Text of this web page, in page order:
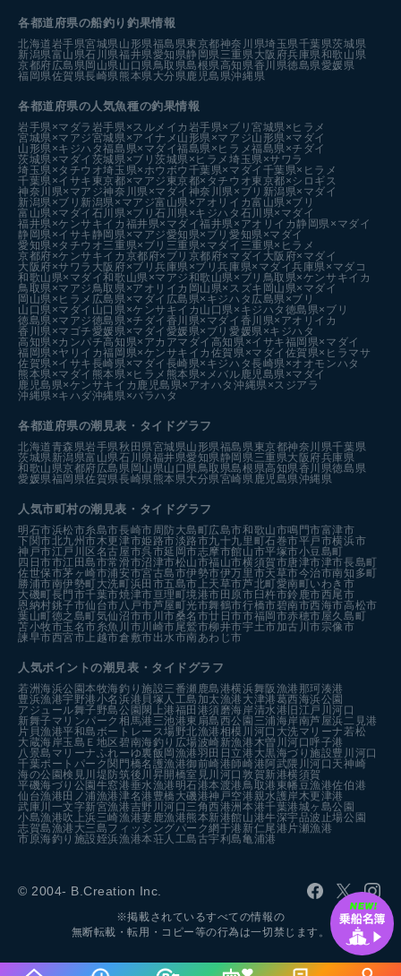
各都道府県の船釣り釣果情報
北海道 岩手県宮城県 山形県福島県東京都神奈川県埼玉県千葉県茨城県
新潟県富山県石川県福井県愛知県静岡県 三重県 大阪府兵庫県和歌山県
京都府広島県岡山県 山口県 鳥取県島根県高知県香川県徳島県愛媛県
福岡県佐賀県長崎県 熊本県 大分県 鹿児島県沖縄県
各都道府県の人気魚種の釣果情報
岩手県×マダラ 岩手県×スルメイカ 岩手県×ブリ宮城県×ヒラメ
宮城県×マアジ宮城県×アイナメ 山形県×マアジ山形県×マダイ
山形県×キジハタ福島県×マダイ福島県×ヒラメ福島県×チダイ
茨城県×マダイ 茨城県×ブリ茨城県×ヒラメ埼玉県×サワラ
埼玉県×タチウオ埼玉県×ホウボウ 千葉県×マダイ 千葉県×ヒラメ
千葉県×イサキ 東京都×マアジ 東京都×タチウオ東京都×シロギス
神奈川県×マアジ神奈川県×マダイ 神奈川県×ブリ 新潟県×マダイ
新潟県×ブリ 新潟県×マアジ富山県×アオリイカ富山県×ブリ
富山県×マダイ 石川県×ブリ石川県×キジハタ 石川県×マダイ
福井県×ケンサキイカ 福井県×マダイ福井県×アオリイカ静岡県×マダイ
静岡県×イサキ静岡県×マアジ愛知県×ブリ愛知県×マダイ
愛知県×タチウオ三重県×ブリ 三重県×マダイ 三重県×ヒラメ
京都府×ケンサキイカ 京都府×ブリ 京都府×マダイ 大阪府×マダイ
大阪府×サワラ 大阪府×ブリ兵庫県×ブリ兵庫県×マダイ兵庫県×マダコ
和歌山県×マダイ和歌山県×マアジ和歌山県×ブリ 鳥取県×ケンサキイカ
鳥取県×マアジ 鳥取県×アオリイカ 岡山県×スズキ 岡山県×マダイ
岡山県×ヒラメ 広島県×マダイ 広島県×キジハタ 広島県×ブリ
山口県×マダイ 山口県×ケンサキイカ 山口県×キジハタ 徳島県×ブリ
徳島県×マアジ徳島県×チダイ 香川県×マダイ 香川県×アオリイカ
香川県×マゴチ愛媛県×マダイ 愛媛県×ブリ愛媛県×キジハタ
高知県×カンパチ高知県×アカアマダイ 高知県×イサキ福岡県×マダイ
福岡県×ヤリイカ福岡県×ケンサキイカ 佐賀県×マダイ 佐賀県×ヒラマサ
佐賀県×イサキ長崎県×マダイ 長崎県×キジハタ長崎県×オオモンハタ
熊本県×マダイ 熊本県×ヒラメ 熊本県×メバル 鹿児島県×マダイ
鹿児島県×ケンサキイカ 鹿児島県×アオハタ沖縄県×スジアラ
沖縄県×キハダ沖縄県×バラハタ
各都道府県の潮見表 ・タイドグラフ
北海道青森県岩手県秋田県宮城県山形県福島県 東京都神奈川県千葉県
茨城県 新潟県富山県石川県福井県愛知県静岡県 三重県大阪府兵庫県
和歌山県京都府広島県 岡山県山口県 鳥取県島根県高知県香川県徳島県
愛媛県福岡県佐賀県長崎県 熊本県大分県宮崎県 鹿児島県沖縄県
人気市町村の潮見表・タイドグラフ
明石市浜松市糸島市長崎市 周防大島町広島市和歌山市鳴門市富津市
下関市北九州市木更津市姫路市淡路市九十九里町石巻市平戸市横浜市
神戸市江戸川区名古屋市呉市延岡市志摩市館山市平塚市小豆島町
四日市市江田島市常滑市沼津市松山市福山市横須賀市唐津市津市長島町
佐世保市茅ヶ崎市浦安市宮古島市伊勢市伊万里市天草市今治市南知多町
勝浦市南伊勢町大洗町浜田市五島市 上天草市芦北町愛南町いわき市
大磯町長門市千葉市焼津市亘理町境港市田原市臼杵市鈴鹿市西尾市
恩納村銚子市仙台市 八戸市芦屋町光市舞鶴市行橋市碧南市西海市高松市
葉山町徳之島町気仙沼市市川市桑名市廿日市市福岡市赤穂市屋久島町
苫小牧市玉名市糸魚川市 川崎市尾鷲市柳井市宇土市加古川市宗像市
諫早市西宮市 上越市倉敷市出水市南あわじ市
人気ポイントの潮見表・タイドグラフ
若洲海浜公園本牧海釣り施設三番瀬 鹿島港横浜舞阪漁港 那珂湊港
豊浜漁港宇野港小名浜港 貝塚人工島 加太漁港 大津港葛西海浜公園
アジュール舞子野島公園閖上港福田港須磨海岸清水港 旧江戸川河口
新舞子マリンパーク 相馬港 三池港東扇島西公園 三浦海岸南芦屋浜 二見港
片貝漁港平和島ボートレース場野北漁港相模川河口 大洗マリーナ 若松
大蔵海岸玉島Ｅ地区碧南海釣り広場波崎新漁港 木曽川河口呼子港
八景島マリーナふれーゆ裏飯岡漁港羽田 日立港 大黒海づり施設豊川河口
千葉ポートパーク関門橋名護漁港御前崎港師崎港阿武隈川河口 天神崎
海の公園検見川堤防筑後川昇開橋室見川河口敦賀新港横須賀
平磯海づり公園牛窓港垂水漁港 明石港本渡港 鳥取港 東幡豆漁港佐伯港
仙台漁港田ノ浦漁港津名港 豊橋 大磯港神戸空港親水護岸 木更津港
武庫川一文字新宮漁港吉野川河口 三角西港洲本港千葉港城ヶ島公園
小島漁港吹上浜三崎漁港妻鹿漁港熊本新港館山港牛深宇品波止場公園
志賀島漁港 大三島フィッシングパーク網干港 新仁尾港 片瀬漁港
市原海釣り施設姪浜漁港本荘人工島古宇利島亀浦港
© 2004- B.Creation Inc.
※掲載されているすべての情報の
無断転載・転用・コピー等の行為は一切禁じます。